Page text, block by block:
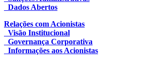
Dados Abertos
Relações com Acionistas
Visão Institucional
Governança Corporativa
Informações aos Acionistas